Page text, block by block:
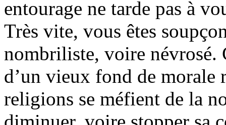
entourage ne tarde pas à
Très vite, vous êtes
nombriliste, voire névrosé.
d’un vieux fond de morale
religions se méfient de la